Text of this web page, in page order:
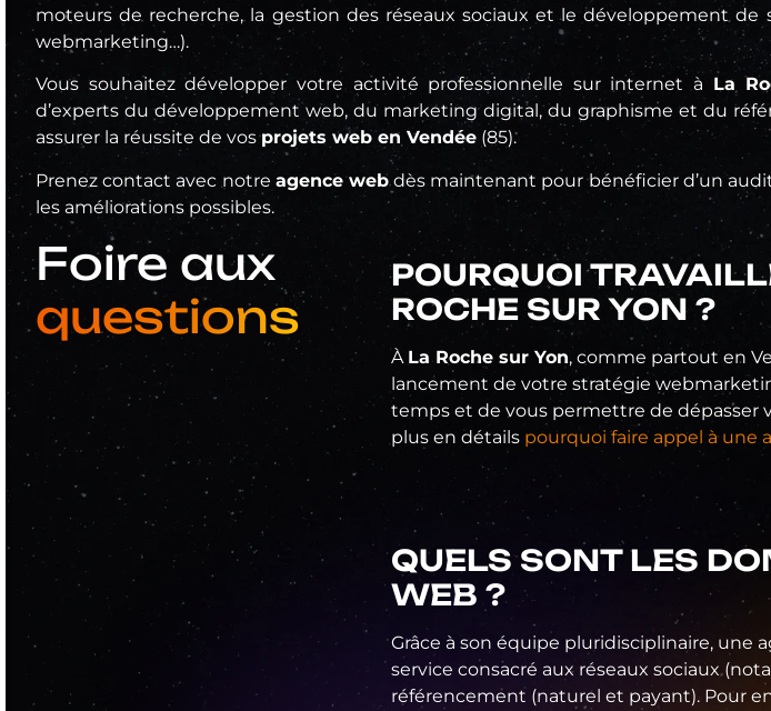
moteurs de recherche, la gestion des réseaux sociaux et le développement
webmarketing…).
Vous souhaitez développer votre activité professionnelle sur internet à La
d’experts du développement web, du marketing digital, du graphisme et du
assurer la réussite de vosprojets web en Vendée (85).
Prenez contact avec notre agence webdès maintenant pour bénéficier d’un
les améliorations possibles.
Foire aux
questions
POURQUOI
ROCHE SUR YON ?
À La Roche sur Yon, comme partout en
lancement de votre stratégie
temps et de vous permettre de dépasser
plus en détails pourquoi faire appel à une
QUELS SONT LES
WEB ?
Grâce à son équipe pluridisciplinaire,
service consacré aux réseaux sociaux
référencement (naturel et payant). Pour